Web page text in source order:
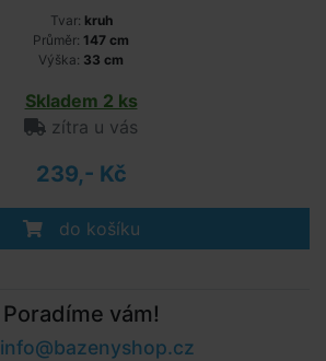
Tvar: kruh
Průměr: 147 cm
Výška: 33 cm
Skladem 2 ks
zítra u vás
239,- Kč
do košíku
Poradíme vám!
info@bazenyshop.cz